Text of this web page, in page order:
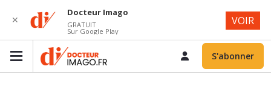
S'abonner
✕
Docteur Imago
GRATUIT
Sur Google Play
VOIR